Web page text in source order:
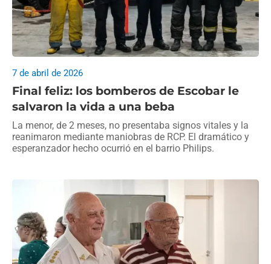
Final feliz: los bomberos de Escobar le
salvaron la vida a una beba
7 de abril de 2026
La menor, de 2 meses, no presentaba signos vitales y la
reanimaron mediante maniobras de RCP. El dramático y
esperanzador hecho ocurrió en el barrio Philips.